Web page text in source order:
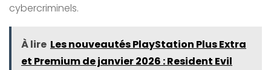
cybercriminels.
À lire Les nouveautés PlayStation Plus Extra
et Premium de janvier 2026 : Resident Evil